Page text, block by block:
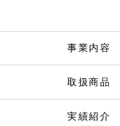
事業内容
取扱商品
実績紹介